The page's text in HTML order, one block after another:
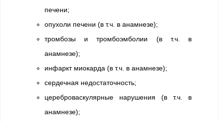
печени;
опухоли печени (в т.ч. в анамнезе);
тромбозы и тромбоэмболии (в т.ч. в
анамнезе);
инфаркт миокарда (в т.ч. в анамнезе);
сердечная недостаточность;
цереброваскулярные нарушения (в т.ч. в
анамнезе);